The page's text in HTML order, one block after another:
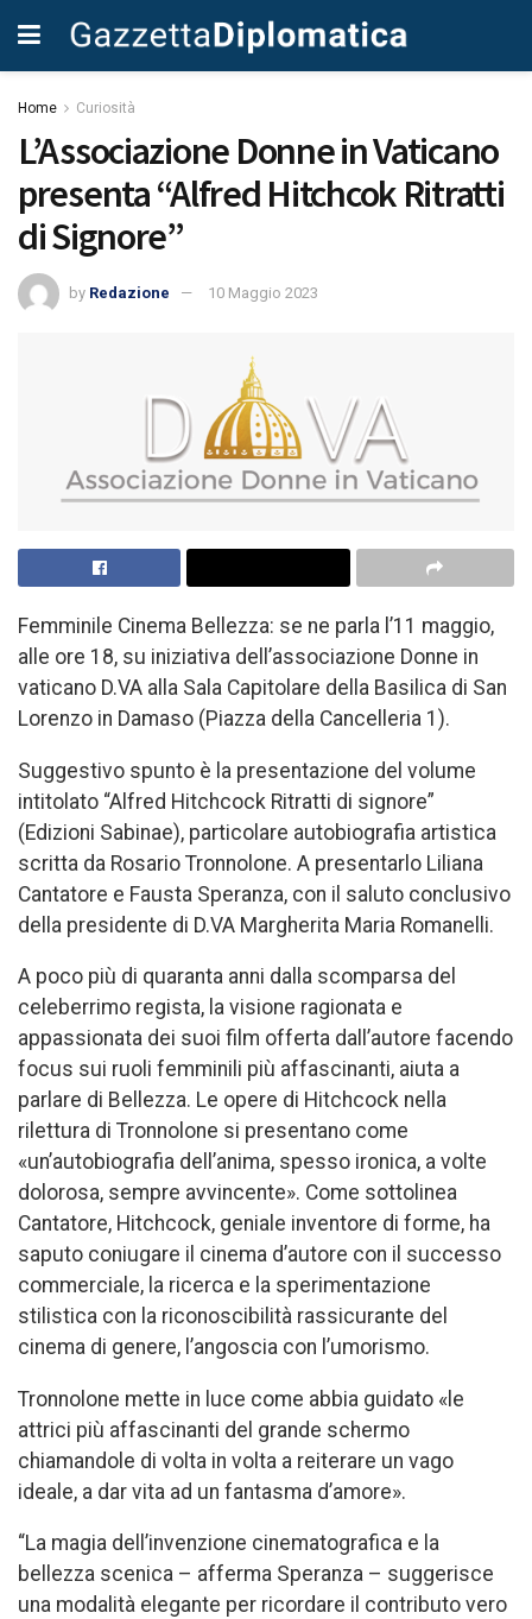
Home Curiosità
L’Associazione Donne in Vaticano
presenta “Alfred Hitchcok Ritratti
di Signore”
by Redazione 10 Maggio 2023
Femminile Cinema Bellezza: se ne parla l’11 maggio,
alle ore 18, su iniziativa dell’associazione Donne in
vaticano D.VA alla Sala Capitolare della Basilica di San
Lorenzo in Damaso (Piazza della Cancelleria 1).
Suggestivo spunto è la presentazione del volume
intitolato “Alfred Hitchcock Ritratti di signore”
(Edizioni Sabinae), particolare autobiografia artistica
scritta da Rosario Tronnolone. A presentarlo Liliana
Cantatore e Fausta Speranza, con il saluto conclusivo
della presidente di D.VA Margherita Maria Romanelli.
A poco più di quaranta anni dalla scomparsa del
celeberrimo regista, la visione ragionata e
appassionata dei suoi film offerta dall’autore facendo
focus sui ruoli femminili più affascinanti, aiuta a
parlare di Bellezza. Le opere di Hitchcock nella
rilettura di Tronnolone si presentano come
«un’autobiografia dell’anima, spesso ironica, a volte
dolorosa, sempre avvincente». Come sottolinea
Cantatore, Hitchcock, geniale inventore di forme, ha
saputo coniugare il cinema d’autore con il successo
commerciale, la ricerca e la sperimentazione
stilistica con la riconoscibilità rassicurante del
cinema di genere, l’angoscia con l’umorismo.
Tronnolone mette in luce come abbia guidato «le
attrici più affascinanti del grande schermo
chiamandole di volta in volta a reiterare un vago
ideale, a dar vita ad un fantasma d’amore».
“La magia dell’invenzione cinematografica e la
bellezza scenica – afferma Speranza – suggerisce
una modalità elegante per ricordare il contributo vero